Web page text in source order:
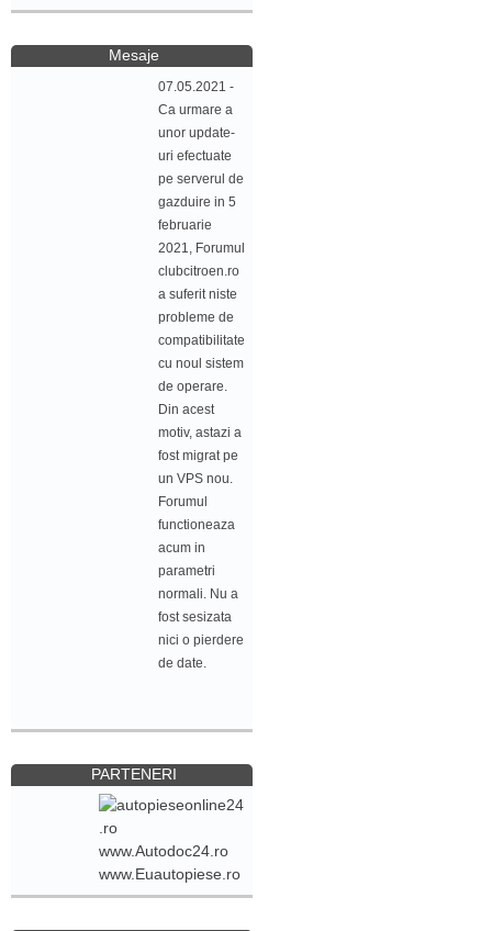
Mesaje
07.05.2021 -
Ca urmare a
unor update-
uri efectuate
pe serverul de
gazduire in 5
februarie
2021, Forumul
clubcitroen.ro
a suferit niste
probleme de
compatibilitate
cu noul sistem
de operare.
Din acest
motiv, astazi a
fost migrat pe
un VPS nou.
Forumul
functioneaza
acum in
parametri
normali. Nu a
fost sesizata
nici o pierdere
de date.
PARTENERI
www.Autodoc24.ro
www.Euautopiese.ro